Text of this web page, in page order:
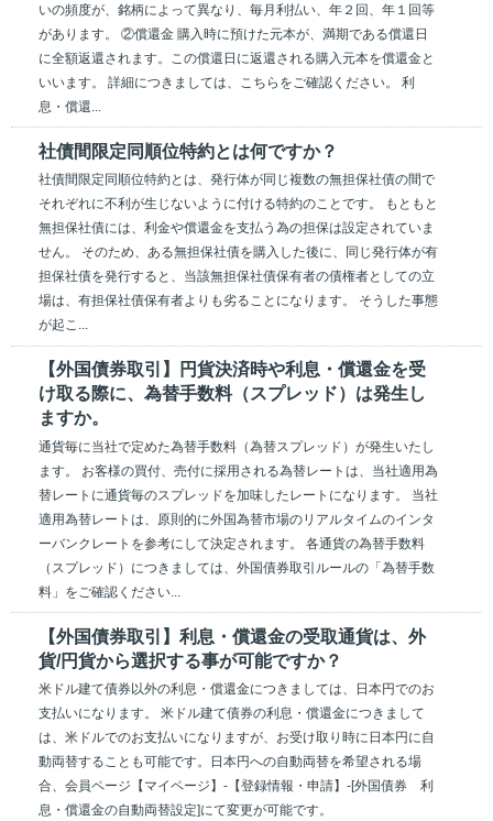
いの頻度が、銘柄によって異なり、毎月利払い、年２回、年１回等
があります。 ②償還金 購入時に預けた元本が、満期である償還日
に全額返還されます。この償還日に返還される購入元本を償還金と
いいます。 詳細につきましては、こちらをご確認ください。 利
息・償還...
社債間限定同順位特約とは何ですか？
社債間限定同順位特約とは、発行体が同じ複数の無担保社債の間で
それぞれに不利が生じないように付ける特約のことです。 もともと
無担保社債には、利金や償還金を支払う為の担保は設定されていま
せん。 そのため、ある無担保社債を購入した後に、同じ発行体が有
担保社債を発行すると、当該無担保社債保有者の債権者としての立
場は、有担保社債保有者よりも劣ることになります。 そうした事態
が起こ...
【外国債券取引】円貨決済時や利息・償還金を受
け取る際に、為替手数料（スプレッド）は発生し
ますか。
通貨毎に当社で定めた為替手数料（為替スプレッド）が発生いたし
ます。 お客様の買付、売付に採用される為替レートは、当社適用為
替レートに通貨毎のスプレッドを加味したレートになります。 当社
適用為替レートは、原則的に外国為替市場のリアルタイムのインタ
ーバンクレートを参考にして決定されます。 各通貨の為替手数料
（スプレッド）につきましては、外国債券取引ルールの「為替手数
料」をご確認ください...
【外国債券取引】利息・償還金の受取通貨は、外
貨/円貨から選択する事が可能ですか？
米ドル建て債券以外の利息・償還金につきましては、日本円でのお
支払いになります。 米ドル建て債券の利息・償還金につきまして
は、米ドルでのお支払いになりますが、お受け取り時に日本円に自
動両替することも可能です。日本円への自動両替を希望される場
合、会員ページ【マイページ】-【登録情報・申請】-[外国債券 利
息・償還金の自動両替設定]にて変更が可能です。